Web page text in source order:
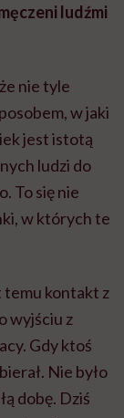
ludźmi
nie tyle
w jaki
jest istotą
ludzi do
To się nie
w których te
temu kontakt z
wyjściu z
Gdy ktoś
Nie było
dobę. Dziś